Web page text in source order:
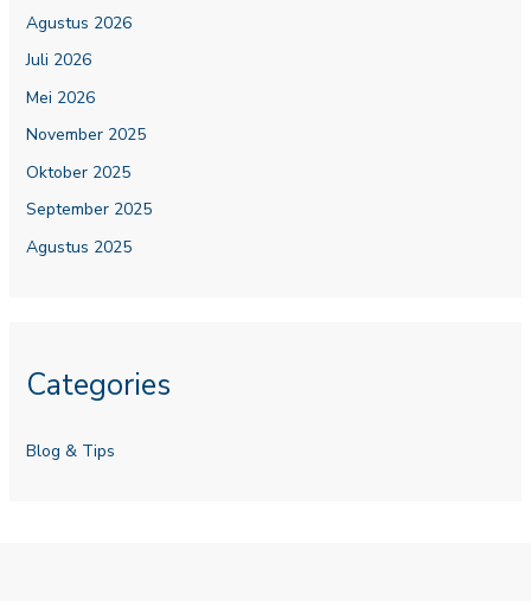
Agustus 2026
Juli 2026
Mei 2026
November 2025
Oktober 2025
September 2025
Agustus 2025
Categories
Blog & Tips